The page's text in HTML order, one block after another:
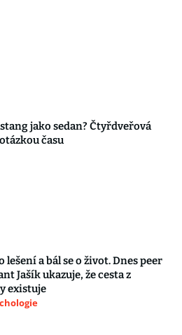
jako sedan? Čtyřdveřová
času
lešení a bál se o život. Dnes peer
Jašík ukazuje, že cesta z
existuje